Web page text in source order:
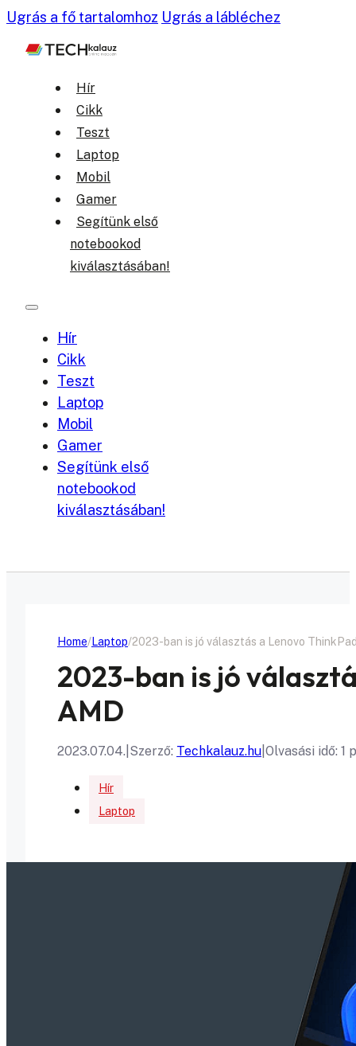
Ugrás a fő tartalomhoz Ugrás a lábléchez
Hír
Cikk
Teszt
Laptop
Mobil
Gamer
Segítünk első
notebookod
kiválasztásában!
Hír
Cikk
Teszt
Laptop
Mobil
Gamer
Segítünk első
notebookod
kiválasztásában!
Home Laptop 2023-ban is jó választás a Lenovo
2023-ban is jó
AMD
2023.07.04. Szerző: Techkalauz.hu Olvasási idő: 1
Hír
Laptop